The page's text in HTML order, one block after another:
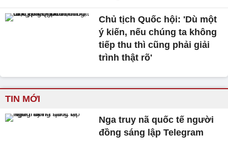
Chủ tịch Quốc hội: 'Dù một
ý kiến, nếu chúng ta không
tiếp thu thì cũng phải giải
trình thật rõ'
TIN MỚI
Nga truy nã quốc tế người
đồng sáng lập Telegram